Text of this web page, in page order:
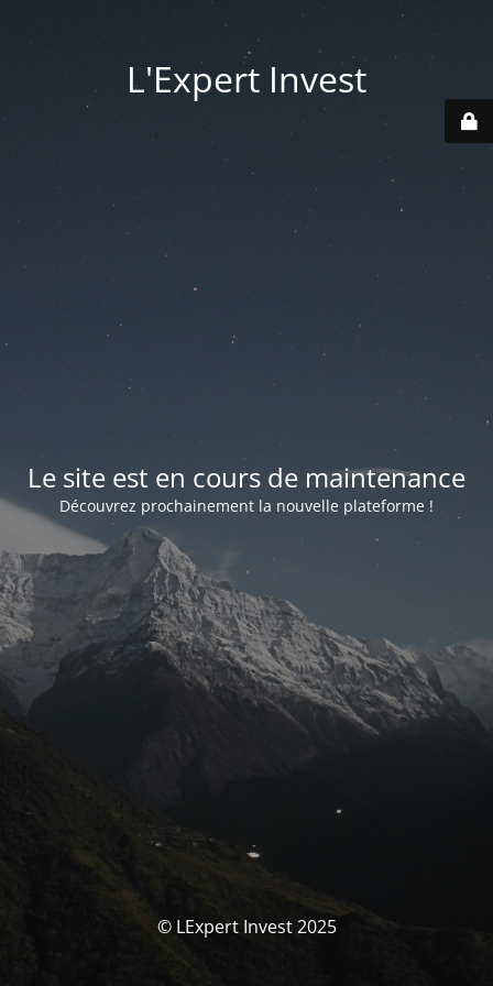
L'Expert Invest
Le site est en cours de maintenance
Découvrez prochainement la nouvelle plateforme !
© LExpert Invest 2025